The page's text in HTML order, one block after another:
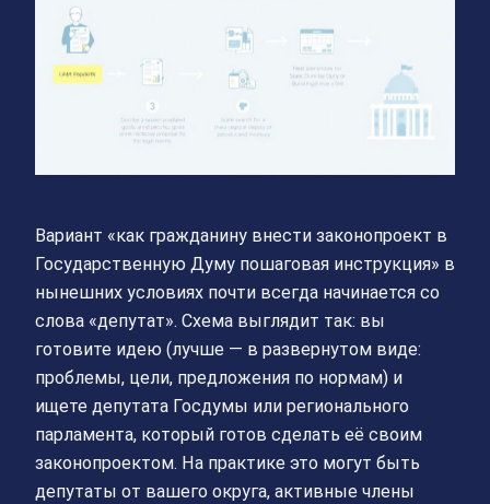
Вариант «как гражданину внести законопроект в
Государственную Думу пошаговая инструкция» в
нынешних условиях почти всегда начинается со
слова «депутат». Схема выглядит так: вы
готовите идею (лучше — в развернутом виде:
проблемы, цели, предложения по нормам) и
ищете депутата Госдумы или регионального
парламента, который готов сделать её своим
законопроектом. На практике это могут быть
депутаты от вашего округа, активные члены